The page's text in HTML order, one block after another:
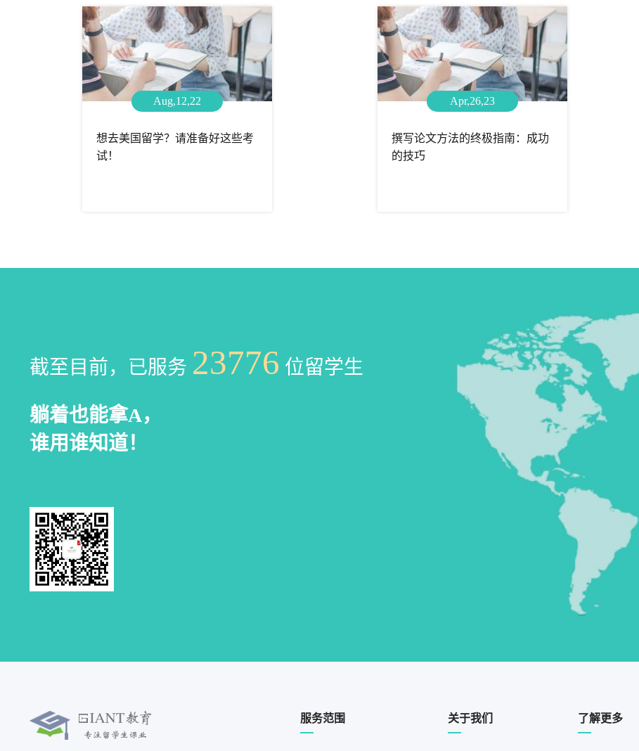
Aug,12,22
想去美国留学？请准备好这些考
试！
Apr,26,23
撰写论文方法的终极指南：成功
的技巧
截至目前，已服务 23776 位留学生
躺着也能拿A，
谁用谁知道！
服务范围 关于我们 了解更多